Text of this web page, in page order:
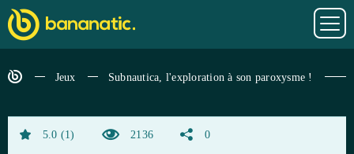
Jeux Subnautica, l'exploration à son paroxysme !
5.0 1 2136 0